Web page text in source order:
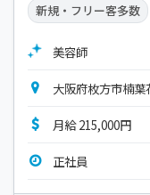
新規・フリー客多数
美容師
大阪府枚方市楠葉
月給 215,000円
正社員